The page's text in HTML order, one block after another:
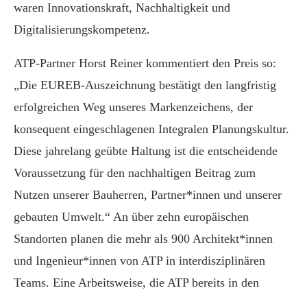
waren Innovationskraft, Nachhaltigkeit und
Digitalisierungskompetenz.
ATP-Partner Horst Reiner kommentiert den Preis so:
„Die EUREB-Auszeichnung bestätigt den langfristig
erfolgreichen Weg unseres Markenzeichens, der
konsequent eingeschlagenen Integralen Planungskultur.
Diese jahrelang geübte Haltung ist die entscheidende
Voraussetzung für den nachhaltigen Beitrag zum
Nutzen unserer Bauherren, Partner*innen und unserer
gebauten Umwelt.“ An über zehn europäischen
Standorten planen die mehr als 900 Architekt*innen
und Ingenieur*innen von ATP in interdisziplinären
Teams. Eine Arbeitsweise, die ATP bereits in den